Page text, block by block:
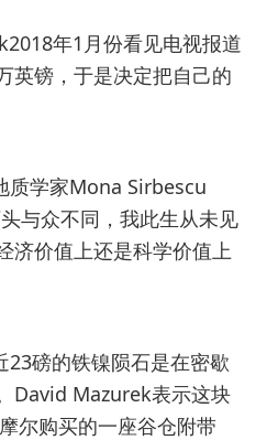
年1月份看见电视报道
英镑，于是决定把自己的
学家Mona Sirbescu
与众不同，我此生从未见
济价值上还是科学价值上
磅的铁镍陨石是在密歇
David Mazurek表示这块
尔购买的一座谷仓附带